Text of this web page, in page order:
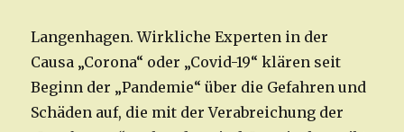
Langenhagen. Wirkliche Experten in der
Causa „Corona“ oder „Covid-19“ klären seit
Beginn der „Pandemie“ über die Gefahren und
Schäden auf, die mit der Verabreichung der